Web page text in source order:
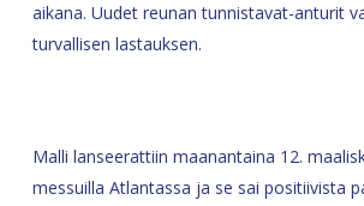
aikana. Uudet reunan tunnistavat-anturit
turvallisen lastauksen.
Malli lanseerattiin maanantaina 12.
messuilla Atlantassa ja se sai positiivista